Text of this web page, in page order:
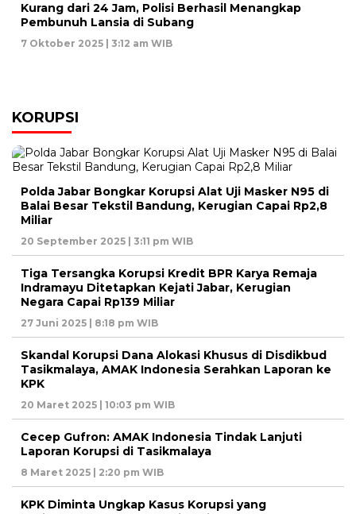
Kurang dari 24 Jam, Polisi Berhasil Menangkap
Pembunuh Lansia di Subang
7 Oktober 2025 | 3:12 am WIB
KORUPSI
Polda Jabar Bongkar Korupsi Alat Uji Masker N95 di
Balai Besar Tekstil Bandung, Kerugian Capai Rp2,8
Miliar
20 September 2025 | 3:11 pm WIB
Tiga Tersangka Korupsi Kredit BPR Karya Remaja
Indramayu Ditetapkan Kejati Jabar, Kerugian
Negara Capai Rp139 Miliar
27 Juni 2025 | 8:18 pm WIB
Skandal Korupsi Dana Alokasi Khusus di Disdikbud
Tasikmalaya, AMAK Indonesia Serahkan Laporan ke
KPK
20 Maret 2025 | 10:03 pm WIB
Cecep Gufron: AMAK Indonesia Tindak Lanjuti
Laporan Korupsi di Tasikmalaya
8 Maret 2025 | 2:20 pm WIB
KPK Diminta Ungkap Kasus Korupsi yang